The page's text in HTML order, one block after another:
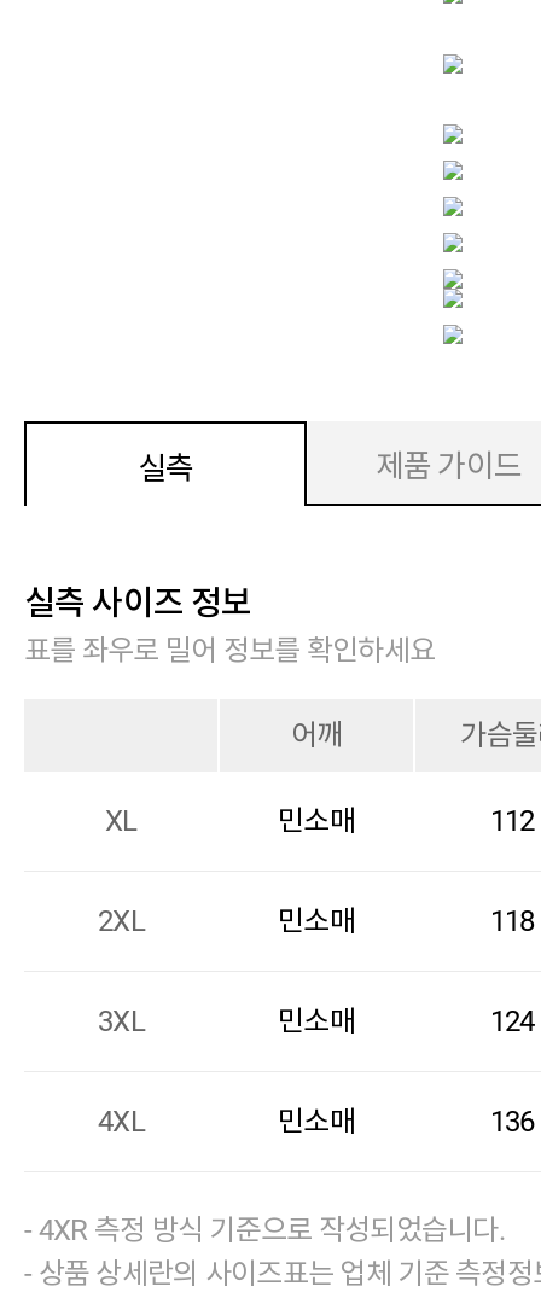
실측 제품 가이드
실측 사이즈 정보
표를 좌우로 밀어 정보를 확인하세요
어깨 가슴
XL 민소매 112
2XL 민소매 118
3XL 민소매 124
4XL 민소매 136
- 4XR 측정 방식 기준으로 작성되었습니다.
- 상품 상세란의 사이즈표는 업체 기준 측정정